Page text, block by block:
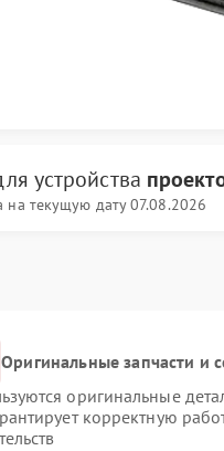
устройства
на текущую дату 07.08.2026
Оригинальные запчасти и
оригинальные
корректную